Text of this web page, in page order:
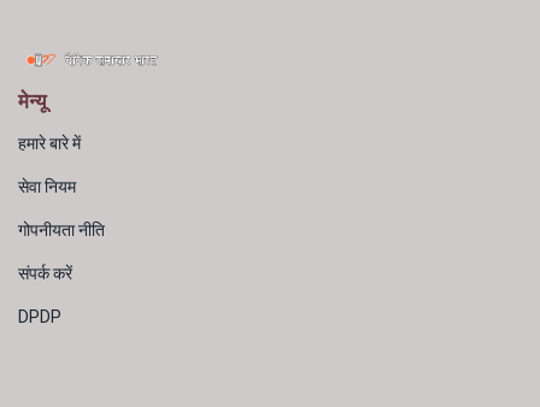
मेन्यू
हमारे बारे में
सेवा नियम
गोपनीयता नीति
संपर्क करें
DPDP